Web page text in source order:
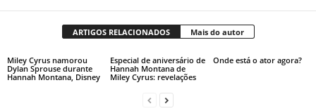
ARTIGOS RELACIONADOS Mais do autor
Miley Cyrus namorou
Dylan Sprouse durante
Hannah Montana, Disney
Especial de aniversário de
Hannah Montana de
Miley Cyrus: revelações
Onde está o ator agora?